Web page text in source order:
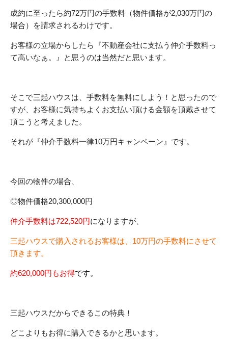
成約に至ったら約72万円の手数料（物件価格が2,030万円の
場合）を請求されるわけです。
お客様の立場からしたら『不動産会社に支払う仲介手数料っ
て高いなぁ。』と思うのは当然だと思います。
そこで三起ハウスは、手数料を無料にしよう！と思ったので
すが、お客様に気持ちよくお支払い頂ける金額を頂戴させて
頂こうと考えました。
それが『仲介手数料一律10万円キャンペーン』です。
今回の物件の場合、
◎物件価格20,300,000円
仲介手数料は722,520円になりますが、
三起ハウスで購入されるお客様は、10万円の手数料にさせて
頂きます。
約620,000円もお得です。
三起ハウスだからできるこの特典！
どこよりもお得に購入できるかと思います。